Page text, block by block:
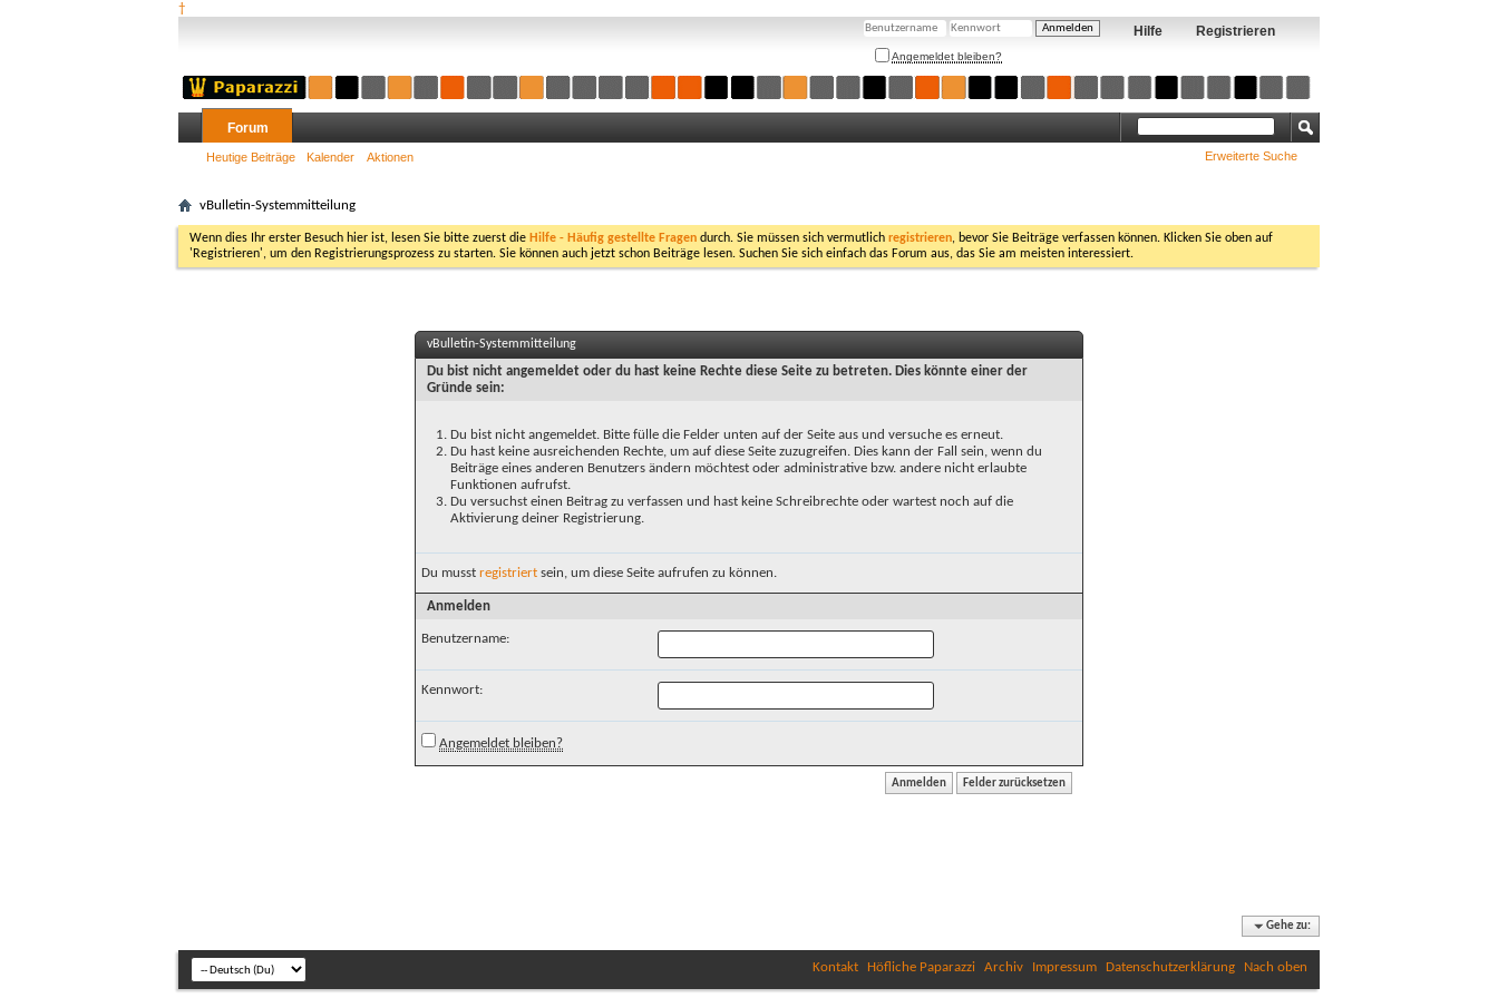
†
Registrieren
Hilfe
Angemeldet bleiben?
Forum
Heutige Beiträge Kalender Aktionen Erweiterte Suche
vBulletin-Systemmitteilung
Wenn dies Ihr erster Besuch hier ist, lesen Sie bitte zuerst die Hilfe - Häufig gestellte Fragen durch. Sie müssen sich vermutlich registrieren, bevor Sie Beiträge verfassen können. Klicken Sie oben auf
'Registrieren', um den Registrierungsprozess zu starten. Sie können auch jetzt schon Beiträge lesen. Suchen Sie sich einfach das Forum aus, das Sie am meisten interessiert.
vBulletin-Systemmitteilung
Du bist nicht angemeldet oder du hast keine Rechte diese Seite zu betreten. Dies könnte einer der
Gründe sein:
Du bist nicht angemeldet. Bitte fülle die Felder unten auf der Seite aus und versuche es erneut.
Du hast keine ausreichenden Rechte, um auf diese Seite zuzugreifen. Dies kann der Fall sein, wenn du
Beiträge eines anderen Benutzers ändern möchtest oder administrative bzw. andere nicht erlaubte
Funktionen aufrufst.
Du versuchst einen Beitrag zu verfassen und hast keine Schreibrechte oder wartest noch auf die
Aktivierung deiner Registrierung.
Du musst registriert sein, um diese Seite aufrufen zu können.
Anmelden
Benutzername:
Kennwort:
Angemeldet bleiben?
Gehe zu:
Kontakt Höfliche Paparazzi Archiv Impressum Datenschutzerklärung Nach oben